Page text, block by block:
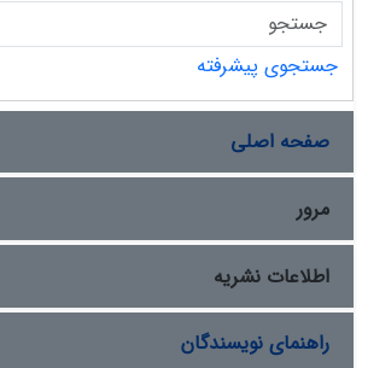
جستجوی پیشرفته
صفحه اصلی
مرور
اطلاعات نشریه
راهنمای نویسندگان